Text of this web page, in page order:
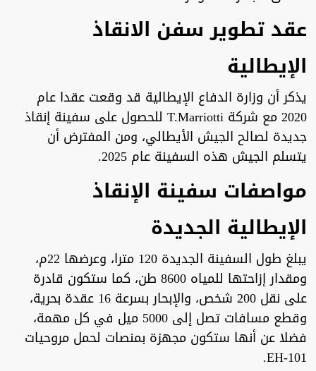
عقد تطوير سفن الانقاذ
الإيطالية
يذكر أن وزارة الدفاع الإيطالية قد وقعت عقدا عام
2020 مع شركة T.Marriotti للحصول على سفينة إنقاذ
جديدة لصالح الجيش الأيطالي، ومن المفترض أن
يتسلم الجيش هذه السفينة عام 2025.
مواصفات سفينة الإنقاذ
الإيطالية الجديدة
يبلغ طول السفينة الجديدة 120 مترا، وعرضها 22م،
ومقدار إزاحتها للمياه 8600 طن، كما ستكون قادرة
على نقل 200 شخص، والإبحار بسرعة 16 عقدة بحرية،
وقطع مسافات تصل إلى 5000 ميل في كل مهمة،
فضلا عن أنها ستكون مجهزة بمنصات لحمل مروحيات
EH-101.